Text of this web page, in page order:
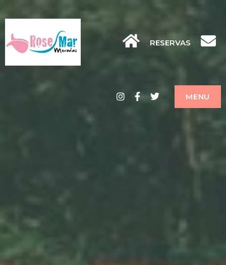
RESERVAS
Instagram
FacebookTwitterMENU